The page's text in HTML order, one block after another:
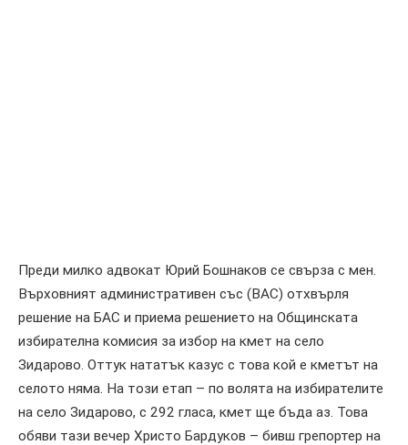
Преди милко адвокат Юрий Бошнаков се свърза с мен.
Върховният административен със (ВАС) отхвърля
решение на БАС и приема решението на Общинската
избирателна комисия за избор на кмет на село
Зидарово. Оттук нататък казус с това кой е кметът на
селото няма. На този етап – по волята на избирателите
на село Зидарово, с 292 гласа, кмет ще бъда аз. Това
обяви тази вечер Христо Бардуков – бивш грепортер на